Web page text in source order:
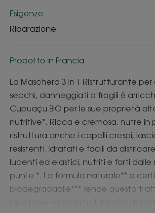
Esigenze
Riparazione
Prodotto in Francia
La Maschera 3 in 1 Ristrutturante
secchi, danneggiati o fragili è
Cupuaçu BIO per le sue proprietà
nutritive*. Ricca e cremosa, nutre in
ristruttura anche i capelli crespi,
resistenti. Idratati e facili da
lucenti ed elastici, nutriti e forti dalle
punte *. La formula naturale** e
biodegradabile*** rende questo